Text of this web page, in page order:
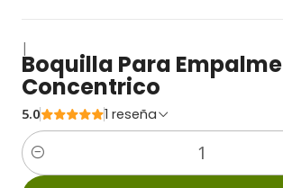
|
Boquilla Para Empalme
Concentrico
5.0 1 reseña
Cantidad